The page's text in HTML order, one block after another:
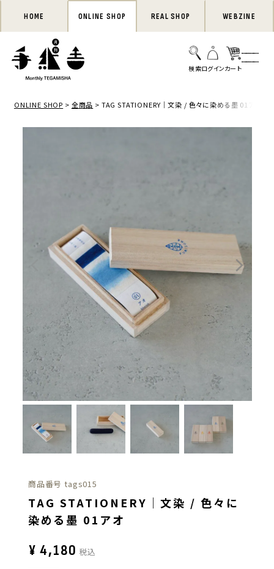
HOME ONLINE SHOP REAL SHOP WEBZINE
ONLINE SHOP 全商品 TAG STATIONERY｜文染 / 色々に染める墨 01アオ
商品番号 tags015
TAG STATIONERY｜文染 / 色々に
染める墨 01アオ
¥ 4,180 税込